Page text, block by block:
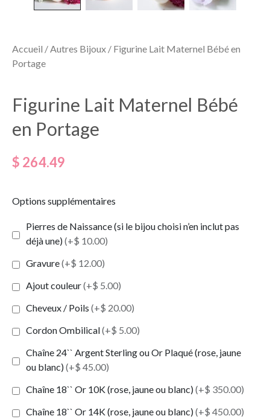
Accueil / Autres Bijoux / Figurine Lait Maternel Bébé en
Portage
Figurine Lait Maternel Bébé
en Portage
$ 264.49
Options supplémentaires
Pierres de Naissance (si le bijou choisi n’en inclut pas
déjà une)(+$ 10.00)
Gravure(+$ 12.00)
Ajout couleur(+$ 5.00)
Cheveux / Poils (+$ 20.00)
Cordon Ombilical(+$ 5.00)
Chaîne 24`` Argent Sterling ou Or Plaqué (rose, jaune
ou blanc)(+$ 45.00)
Chaîne 18`` Or 10K (rose, jaune ou blanc)(+$ 350.00)
Chaîne 18`` Or 14K (rose, jaune ou blanc)(+$ 450.00)